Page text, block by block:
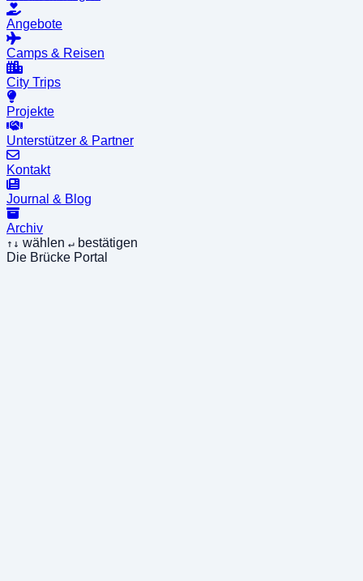
Angebote
Camps & Reisen
City Trips
Projekte
Unterstützer & Partner
Kontakt
Journal & Blog
Archiv
↑↓ wählen ↵ bestätigen
Die Brücke Portal